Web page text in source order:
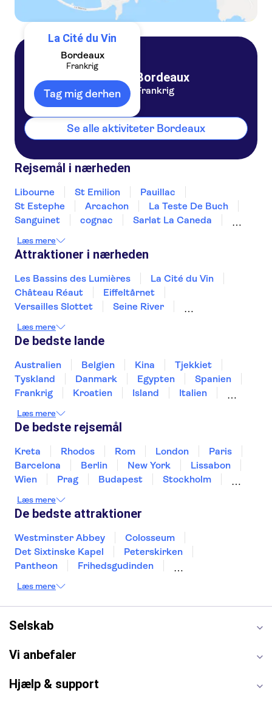
La Cité du Vin
Bordeaux
Frankrig
Tag mig derhen
Bordeaux
Frankrig
Se alle aktiviteter Bordeaux
Rejsemål i nærheden
Libourne St Emilion
Pauillac
St Estephe
Arcachon
La Teste De Buch
Sanguinet
cognac
Sarlat La Caneda
Espelette
Læs mere
Attraktioner i nærheden
Les Bassins des Lumières
La Cité du Vin
Château Réaut
Eiffeltårnet
Versailles Slottet
Seine River
Disneyland® Paris
Day trips to Monaco
Day trips to Monte Carlo
Day trips to Eze
Loiredalen og Slotte
Sainte Chapelle og Conciergeriet
Læs mere
De bedste lande
Australien Belgien Kina
Tjekkiet
Tyskland
Danmark Egypten
Spanien
Frankrig
Kroatien Island
Italien
Sverige
Slovenien
Læs mere
De bedste rejsemål
Kreta Rhodos Rom London
Paris
Barcelona
Berlin New York
Lissabon
Wien
Prag Budapest
Stockholm
Aarhus
Kiel Helsingborg
Læs mere
De bedste attraktioner
Westminster Abbey
Colosseum
Det Sixtinske Kapel
Peterskirken
Pantheon
Frihedsgudinden
Moulin Rouge
Alcatraz
Elbphilharmonie
Yosemite National Park
Tivoli
Petra
Læs mere
Selskab
Vi anbefaler
Hjælp & support